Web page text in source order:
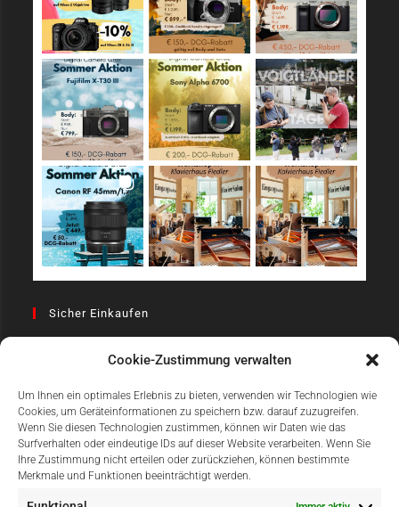
Cookie-Zustimmung verwalten
Um Ihnen ein optimales Erlebnis zu bieten, verwenden wir Technologien wie
Cookies, um Geräteinformationen zu speichern bzw. darauf zuzugreifen.
Wenn Sie diesen Technologien zustimmen, können wir Daten wie das
Surfverhalten oder eindeutige IDs auf dieser Website verarbeiten. Wenn Sie
Ihre Zustimmung nicht erteilen oder zurückziehen, können bestimmte
Merkmale und Funktionen beeinträchtigt werden.
Sicher Einkaufen
Einfach Online Bezahlen